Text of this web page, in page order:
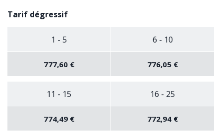
Tarif dégressif
1 - 5
777,60 €
6 - 10
776,05 €
11 - 15
774,49 €
16 - 25
772,94 €